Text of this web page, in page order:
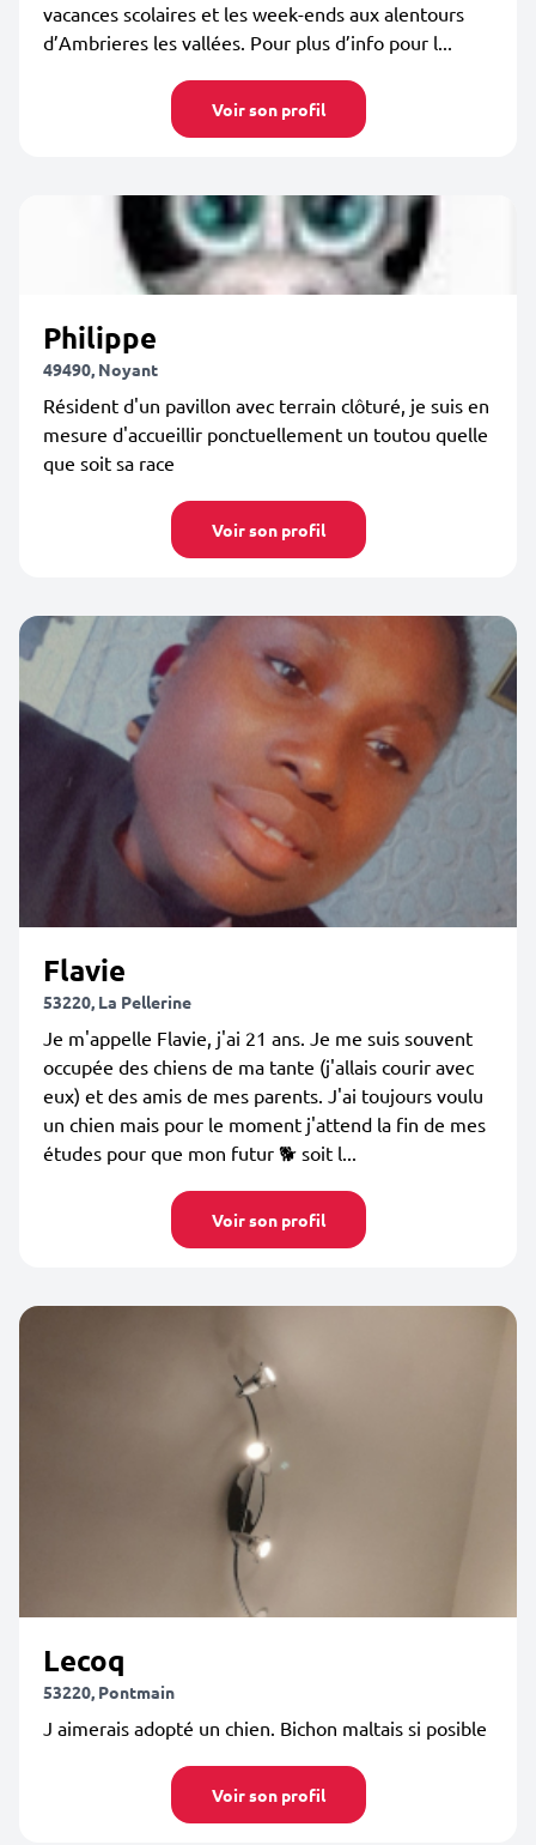
vacances scolaires et les week-ends aux alentours
d’Ambrieres les vallées. Pour plus d’info pour l...
Voir son profil
Philippe
49490, Noyant
Résident d'un pavillon avec terrain clôturé, je suis en
mesure d'accueillir ponctuellement un toutou quelle
que soit sa race
Voir son profil
Flavie
53220, La Pellerine
Je m'appelle Flavie, j'ai 21 ans. Je me suis souvent
occupée des chiens de ma tante (j'allais courir avec
eux) et des amis de mes parents. J'ai toujours voulu
un chien mais pour le moment j'attend la fin de mes
études pour que mon futur 🐕 soit l...
Voir son profil
Lecoq
53220, Pontmain
J aimerais adopté un chien. Bichon maltais si posible
Voir son profil